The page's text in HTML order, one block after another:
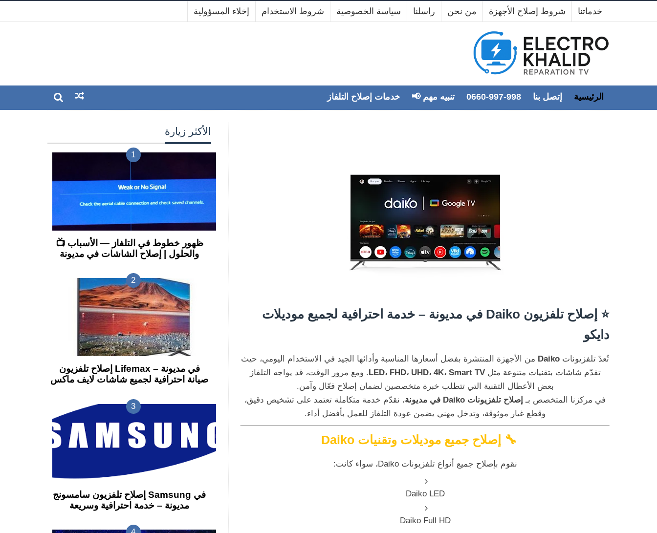
خدماتنا شروط إصلاح الأجهزة من نحن راسلنا سياسة الخصوصية شروط الاستخدام إخلاء المسؤولية
الرئيسية إتصل بنا 0660-997-998 📢 تنبيه مهم خدمات إصلاح التلفاز
إصلاح تلفزيون Daiko في مديونة – خدمة احترافية لجميع موديلات دايكو
⭐
إصلاح تلفزيون Daiko في مديونة – خدمة احترافية لجميع موديلات
دايكو
تُعدّ تلفزيونات Daiko من الأجهزة المنتشرة بفضل أسعارها المناسبة وأدائها الجيد في الاستخدام اليومي، حيث
تقدّم شاشات بتقنيات متنوعة مثلLED، FHD، UHD، 4K، Smart TV. ومع مرور الوقت، قد يواجه التلفاز
بعض الأعطال التقنية التي تتطلب خبرة متخصصين لضمان إصلاح فعّال وآمن.
في مركزنا المتخصص بـ إصلاح تلفزيونات Daiko في مديونة
، نقدّم خدمة متكاملة تعتمد على تشخيص دقيق،
وقطع غيار موثوقة، وتدخل مهني يضمن عودة التلفاز للعمل بأفضل أداء.
🔧 إصلاح جميع موديلات وتقنيات Daiko
نقوم بإصلاح جميع أنواع تلفزيونات Daiko، سواء كانت:
Daiko LED
Daiko Full HD
الأكثر زيارة
📺 ظهور خطوط في التلفاز — الأسباب
والحلول | إصلاح الشاشات في مديونة
إصلاح تلفزيون Lifemax في مديونة –
صيانة احترافية لجميع شاشات لايف ماكس
إصلاح تلفزيون سامسونج Samsung في
مديونة – خدمة احترافية وسريعة